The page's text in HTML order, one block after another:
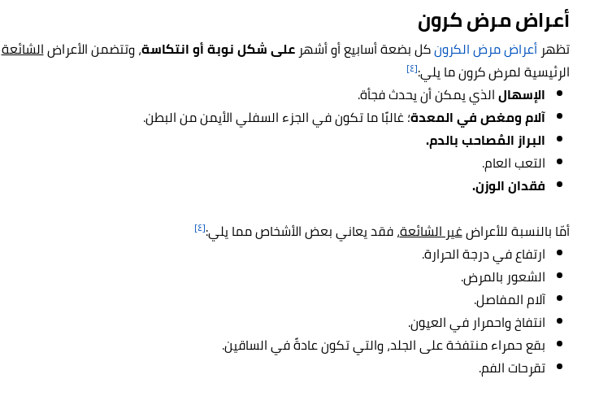
أعراض مرض كرون
تظهرأعراض مرض الكرونكل بضعة أسابيع أو أشهر على شكل نوبة أو انتكاسة، وتتضمن الأعراضالشائعة
الرئيسية لمرض كرون ما يلي:[٤]
الإسهالالذي يمكن أن يحدث فجأة.
آلام ومغص في المعدة؛ غالبًا ما تكون في الجزء السفلي الأيمن من البطن.
البراز المُصاحب بالدم.
التعب العام.
فقدان الوزن.
أمّا بالنسبة للأعراضغير الشائعة، فقد يعاني بعض الأشخاص مما يلي:[٤]
ارتفاع في درجة الحرارة.
الشعور بالمرض.
آلام المفاصل.
انتفاخ واحمرار في العيون.
بقع حمراء منتفخة على الجلد، والتي تكون عادةً في الساقين.
تقرحات الفم.